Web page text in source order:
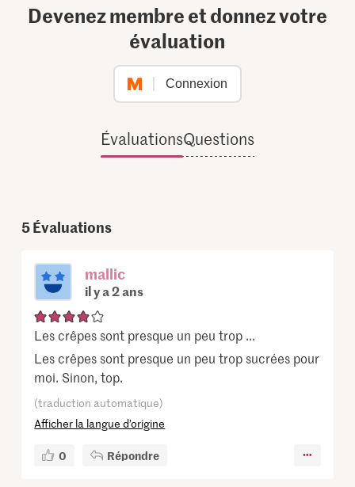
Devenez membre et donnez votre
évaluation
Connexion
ÉvaluationsQuestions
5Évaluations
mallic
il y a 2 ans
Les crêpes sont presque un peu trop ...
Les crêpes sont presque un peu trop sucrées pour
moi. Sinon, top.
(traduction automatique)
Afficher la langue d’origine
0 Répondre